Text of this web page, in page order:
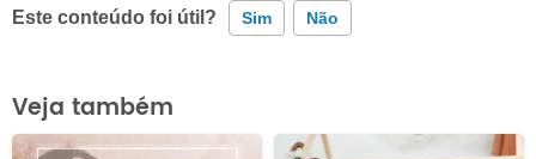
Este conteúdo foi útil? Sim Não
Este conteúdo contém informação incorreta
Este conteúdo não tem a informação que procuro
Veja também